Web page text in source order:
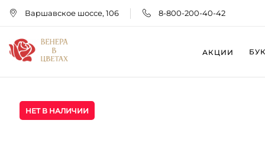
Варшавское шоссе, 106 8-800-200-40-42
АКЦИИ
НЕТ В НАЛИЧИИ